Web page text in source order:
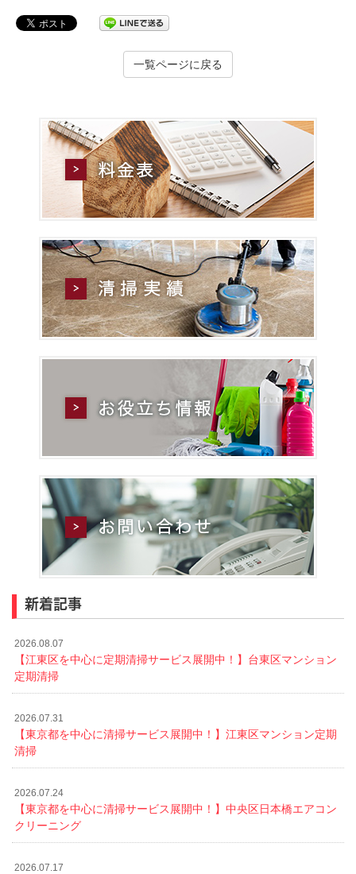
一覧ページに戻る
新着記事
2026.08.07
【江東区を中心に定期清掃サービス展開中！】台東区マンション
定期清掃
2026.07.31
【東京都を中心に清掃サービス展開中！】江東区マンション定期
清掃
2026.07.24
【東京都を中心に清掃サービス展開中！】中央区日本橋エアコン
クリーニング
2026.07.17